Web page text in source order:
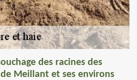
des racines des
Meillant et ses environs